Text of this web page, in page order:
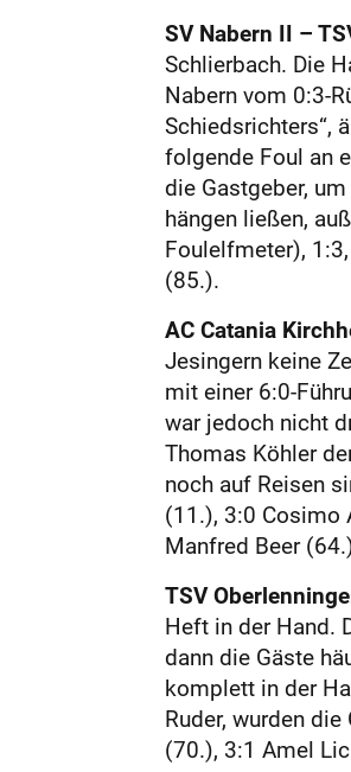
SV Nabern II –
Schlierbach. Die
Nabern vom 0:3-
Schiedsrichters“,
folgende Foul an
die Gastgeber,
hängen ließen,
Foulelfmeter),
(85.).
AC Catania
Jesingern keine
mit einer 6:0-
war jedoch nicht
Thomas Köhler
noch auf Reisen
(11.), 3:0 Cosimo
Manfred Beer
TSV
Heft in der Hand.
dann die Gäs­te
komplett in der
Ruder, wurden
(70.), 3:1 Amel